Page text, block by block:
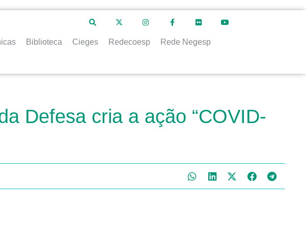
Biblioteca Cieges Redecoesp Rede Negesp
Defesa cria a ação “COVID-